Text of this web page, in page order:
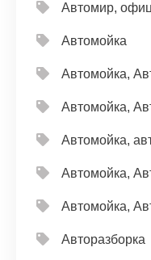
Автомир,
Автомойка
Автомойка,
Автомойка,
Автомойка,
Автомойка,
Автомойка,
Авторазборка